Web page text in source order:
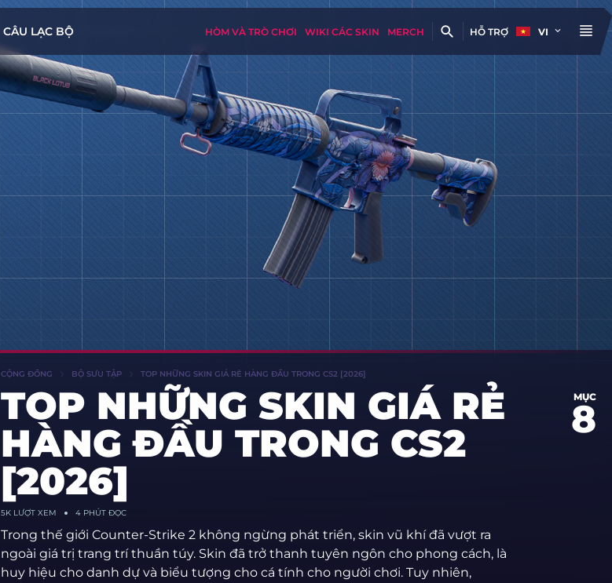
CÂU LẠC BỘ HÒM VÀ TRÒ CHƠI WIKI CÁC SKIN MERCH HỖ TRỢ VI
CỘNG ĐỒNG BỘ SƯU TẬP TOP NHỮNG SKIN GIÁ RẺ HÀNG ĐẦU TRONG CS2 [2026]
TOP NHỮNG SKIN GIÁ RẺ
HÀNG ĐẦU TRONG CS2
[2026]
MỤC
8
5K LƯỢT XEM 4 PHÚT ĐỌC
Trong thế giới Counter-Strike 2 không ngừng phát triển, skin vũ khí đã vượt ra
ngoài giá trị trang trí thuần túy. Skin đã trở thanh tuyên ngôn cho phong cách, là
huy hiệu cho danh dự và biểu tượng cho cá tính cho người chơi. Tuy nhiên,